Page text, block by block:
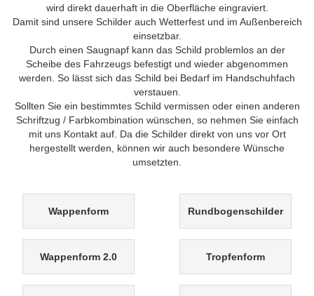
wird direkt dauerhaft in die Oberfläche eingraviert.
Damit sind unsere Schilder auch Wetterfest und im Außenbereich
einsetzbar.
Durch einen Saugnapf kann das Schild problemlos an der
Scheibe des Fahrzeugs befestigt und wieder abgenommen
werden. So lässt sich das Schild bei Bedarf im Handschuhfach
verstauen.
Sollten Sie ein bestimmtes Schild vermissen oder einen anderen
Schriftzug / Farbkombination wünschen, so nehmen Sie einfach
mit uns Kontakt auf. Da die Schilder direkt von uns vor Ort
hergestellt werden, können wir auch besondere Wünsche
umsetzten.
Wappenform Rundbogenschilder
Wappenform 2.0 Tropfenform